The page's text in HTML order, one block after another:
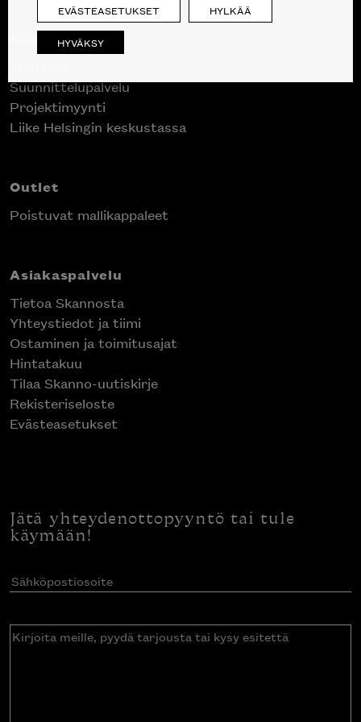
Skanno
Suunnittelupalvelu
Projektimyynti
Liike Helsingin keskustassa
Outlet
Poistuvat mallikappaleet
Asiakaspalvelu
Tietoa Skannosta
Yhteystiedot ja tiimi
Ostaminen ja toimitusajat
Hintatakuu
Tilaa Skanno-uutiskirje
Rekisteriseloste
Evästeasetukset
Jätä yhteydenottopyyntö tai tule
käymään!
Sähköpostiosoite(Pakollinen)
Kirjoita
EVÄSTEASETUKSET HYLKÄÄ
HYVÄKSY